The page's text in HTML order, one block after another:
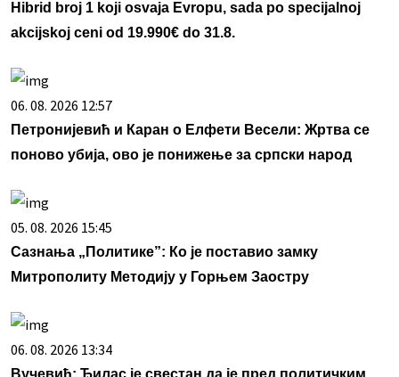
Hibrid broj 1 koji osvaja Evropu, sada po specijalnoj
akcijskoj ceni od 19.990€ do 31.8.
06. 08. 2026 12:57
Петронијевић и Каран о Елфети Весели: Жртва се
поново убија, ово је понижење за српски народ
05. 08. 2026 15:45
Сазнања „Политике”: Ко је поставио замку
Митрополиту Методију у Горњем Заостру
06. 08. 2026 13:34